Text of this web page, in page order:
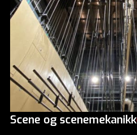
Scene og scenemekanikk